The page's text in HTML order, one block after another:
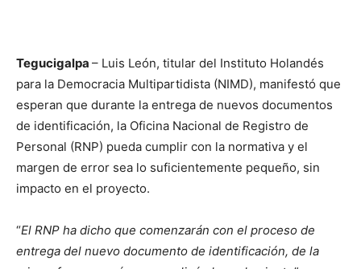
Tegucigalpa – Luis León, titular del Instituto Holandés
para la Democracia Multipartidista (NIMD), manifestó que
esperan que durante la entrega de nuevos documentos
de identificación, la Oficina Nacional de Registro de
Personal (RNP) pueda cumplir con la normativa y el
margen de error sea lo suficientemente pequeño, sin
impacto en el proyecto.
“El RNP ha dicho que comenzarán con el proceso de
entrega del nuevo documento de identificación, de la